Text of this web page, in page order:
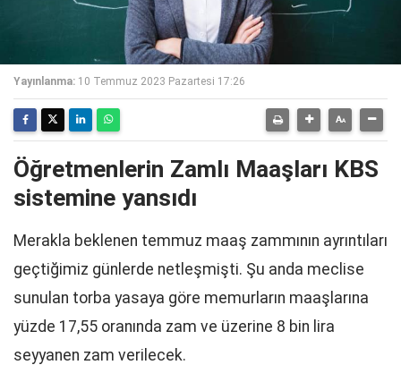
Yayınlanma: 10 Temmuz 2023 Pazartesi 17:26
Öğretmenlerin Zamlı Maaşları KBS
sistemine yansıdı
Merakla beklenen temmuz maaş zammının ayrıntıları
geçtiğimiz günlerde netleşmişti. Şu anda meclise
sunulan torba yasaya göre memurların maaşlarına
yüzde 17,55 oranında zam ve üzerine 8 bin lira
seyyanen zam verilecek.